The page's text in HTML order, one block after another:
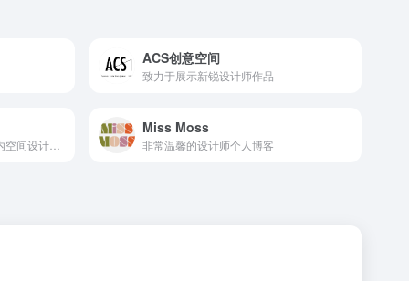
ACS创意空间
致力于展示新锐设计师作品
Miss Moss
非常温馨的设计师个人博客